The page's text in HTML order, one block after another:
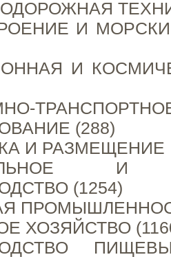
И
И
(288)
И РАЗМЕЩЕНИЕ
И
(1254)
ХОЗЯЙСТВО